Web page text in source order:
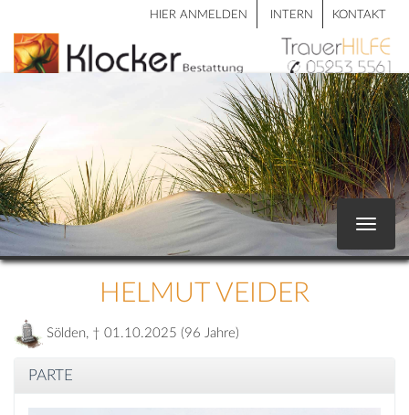
HIER ANMELDEN INTERN KONTAKT
Toggle
HELMUT VEIDER
Sölden, † 01.10.2025 (96 Jahre)
PARTE